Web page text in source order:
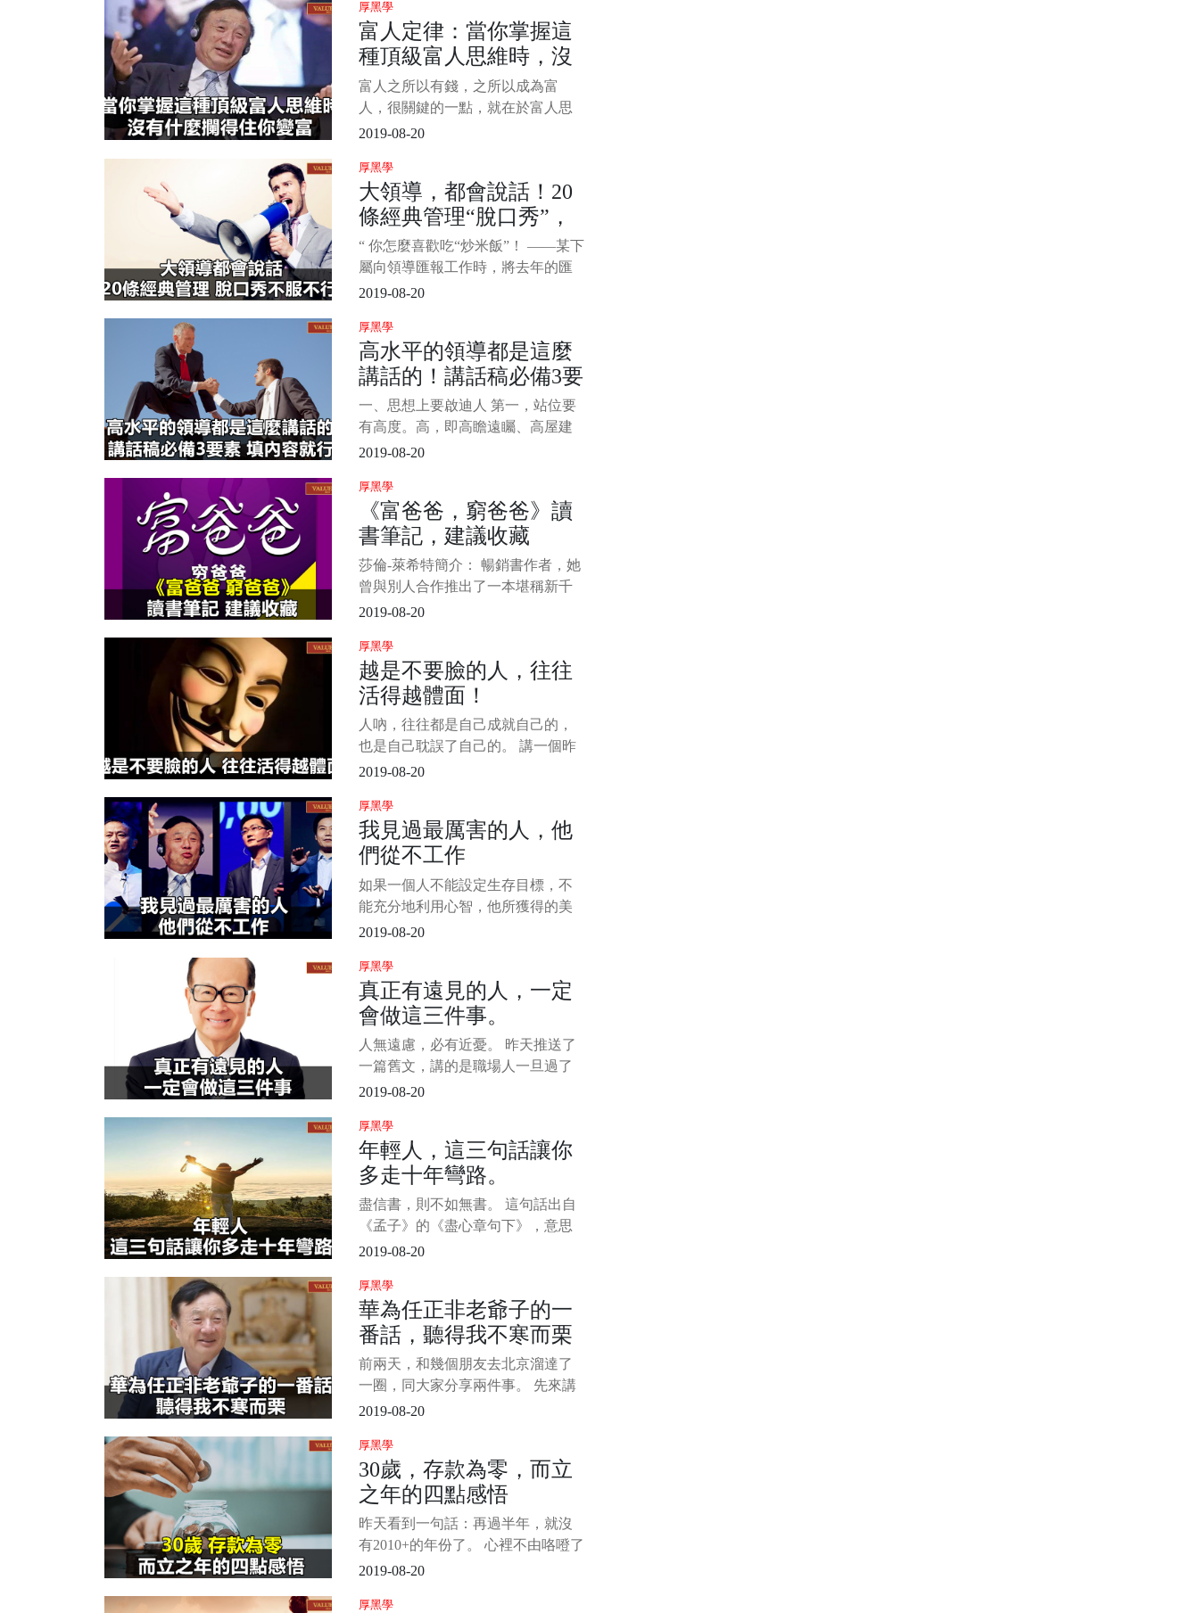
者來說，需要掌握怎樣的綜合能力
和技巧呢？以下分享創業成功者不
說，但你應該掌握的7種能力、33個
技巧，創業想成功，一旦掌握這些
能力和技巧，賺錢就比較穩，來學
習下吧。 第
厚黑學
富人定律：當你掌握這
種頂級富人思維時，沒
有什麼攔得住你變富
富人之所以有錢，之所以成為富
人，很關鍵的一點，就在於富人思
維，而在富人思維中，有一種思維
思維時，沒有什麼攔得住你變富，
那就是藉力思維：沒人可以請，沒
錢可以藉，沒資源可以整合，不懂
可以外包，敵人可以和好，對手可
以收購……而窮人與富人的關鍵區
別也
2019-08-20
厚黑學
大領導，都會說話！20
條經典管理“脫口秀”，
不服不行
“ 你怎麼喜歡吃“炒米飯”！ ——某下
屬向領導匯報工作時，將去年的匯
報稿拿來稍作修改，領導聽後說了
動，既進行了委婉地批評，又用幽
默的方式避免太過尷尬。 “
2019-08-20
厚黑學
高水平的領導都是這麼
講話的！講話稿必備3要
素，填內容就行
一、思想上要啟迪人 第一，站位要
有高度。高，即高瞻遠矚、高屋建
瓴。“不謀全局者，不足以謀一域；
高，就是要緊緊圍繞講話的核心主
題，從歷史的、全面的角度去分
析、解決問題。 第二，理論要有深
度。深，即深邃、深刻，而非深不
可測、晦澀難懂。理
2019-08-20
厚黑學
《富爸爸，窮爸爸》讀
書筆記，建議收藏
莎倫-萊希特簡介： 暢銷書作者，她
曾與別人合作推出了一本堪稱新千
年最具轟動效應的暢銷書，也是迄
本——《富爸爸，窮爸爸》。該系
列還包括《富爸爸投資指南》、
《富爸爸財務自由之路—神奇的現
金流象限》、《富爸爸富孩子，聰
明孩子》。
2019-08-20
厚黑學
越是不要臉的人，往往
活得越體面！
人吶，往往都是自己成就自己的，
也是自己耽誤了自己的。 講一個昨
天晚上和朋友吃飯時聽來的故事，
闆。 十年前，老李的這個老闆還是
一個創業中的窮小子，為了公司能
繼續做下去，不得不出去找錢。 見
了幾波投資人，但都沒有人願意資
助。 無奈之下，他就在一個投資人
2019-08-20
厚黑學
我見過最厲害的人，他
們從不工作
如果一個人不能設定生存目標，不
能充分地利用心智，他所獲得的美
好感受，不過是人類潛能的一小部
永遠保持精力充沛的秘密 不知你是
否有這樣的感受，每天都感覺自己
身心俱疲，不想思考，也不想動，
累點低。 下班後只想
2019-08-20
厚黑學
真正有遠見的人，一定
會做這三件事。
人無遠慮，必有近憂。 昨天推送了
一篇舊文，講的是職場人一旦過了
35歲以後，往往會遇到很多問題，
讀者的不適。 我知道這會讓人聽著
不爽，但即使你再不爽，再不認
同，現實的問題還是站在那裡，中
年危機還在那裡等著你。 其實，昨
天那篇文章更多的是在傳遞職場
2019-08-20
厚黑學
年輕人，這三句話讓你
多走十年彎路。
盡信書，則不如無書。 這句話出自
《孟子》的《盡心章句下》，意思
是說看書時要有獨立思考的能力，
以成長。 在人生的漫漫長路上，其
實也是如此。 如何過好這一生，這
是一個永不過時的話題，很多過來
人站出來給後面的人指點迷津，因
為說的確實有道理，不少人將其奉
為瑰寶
2019-08-20
厚黑學
華為任正非老爺子的一
番話，聽得我不寒而栗
前兩天，和幾個朋友去北京溜達了
一圈，同大家分享兩件事。 先來講
第一件事。 在去北京的高鐵上，完
先生的《面對面》專訪，心生無限
感慨。 任老爺子有一番話，聽得我
不寒而栗。 主持人董倩問任正非，
為什麼在華為如此生死攸關的時
刻，您還想談教育，這麼關心教育
2019-08-20
厚黑學
30歲，存款為零，而立
之年的四點感悟
昨天看到一句話：再過半年，就沒
有2010+的年份了。 心裡不由咯噔了
一下，時間走得太快了，太快了。
幾個舍友圍在筆記本電腦前看了部
2019-08-20
厚黑學